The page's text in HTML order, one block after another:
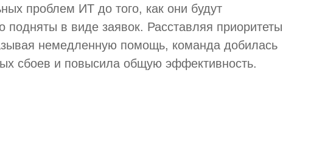
проблем ИТ до того, как они будут
подняты в виде заявок. Расставляя приоритеты
немедленную помощь, команда добилась
сбоев и повысила общую эффективность.